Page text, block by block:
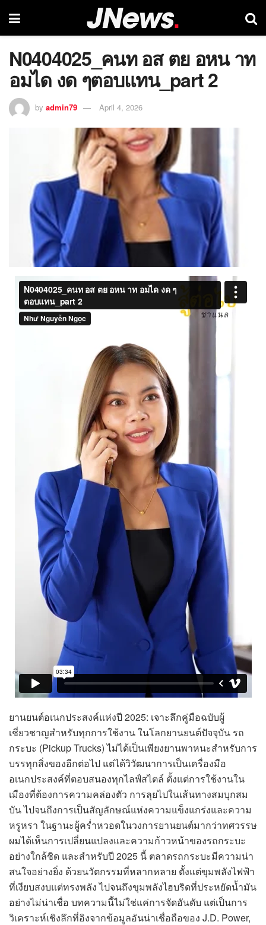
N0404025_คนท อส ตย อหน าท
อมได งด ๆตอบแทน_part 2
by admin79 April 4, 2026
ยานยนต์อเนกประสงค์แห่งปี 2025: เจาะลึกคู่มือฉบับผู้
เชี่ยวชาญสำหรับทุกการใช้งาน ในโลกยานยนต์ปัจจุบัน รถ
กระบะ (Pickup Trucks) ไม่ได้เป็นเพียงยานพาหนะสำหรับการ
บรรทุกสิ่งของอีกต่อไป แต่ได้วิวัฒนาการเป็นเครื่องมือ
อเนกประสงค์ที่ตอบสนองทุกไลฟ์สไตล์ ตั้งแต่การใช้งานใน
เมืองที่ต้องการความคล่องตัว การลุยไปในเส้นทางสมบุกสม
บัน ไปจนถึงการเป็นสัญลักษณ์แห่งความแข็งแกร่งและความ
หรูหรา ในฐานะผู้คร่ำหวอดในวงการยานยนต์มากว่าทศวรรษ
ผมได้เห็นการเปลี่ยนแปลงและความก้าวหน้าของรถกระบะ
อย่างใกล้ชิด และสำหรับปี 2025 นี้ ตลาดรถกระบะมีความน่า
สนใจอย่างยิ่ง ด้วยนวัตกรรมที่หลากหลาย ตั้งแต่ขุมพลังไฟฟ้า
ที่เงียบสงบแต่ทรงพลัง ไปจนถึงขุมพลังไฮบริดที่ประหยัดน้ำมัน
อย่างไม่น่าเชื่อ บทความนี้ไม่ใช่แค่การจัดอันดับ แต่เป็นการ
วิเคราะห์เชิงลึกที่อิงจากข้อมูลอันน่าเชื่อถือของ J.D. Power,